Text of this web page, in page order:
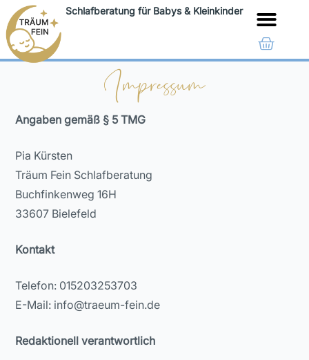
Schlafberatung für Babys & Kleinkinder
Impressum
Angaben gemäß § 5 TMG
Pia Kürsten
Träum Fein Schlafberatung
Buchfinkenweg 16H
33607 Bielefeld
Kontakt
Telefon: 015203253703
E-Mail: info@traeum-fein.de
Redaktionell verantwortlich